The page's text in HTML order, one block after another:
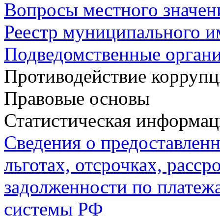
Вопросы местного
Реестр муниципального
Подведомственные
Противодействие
Правовые основы
Статистическая
Сведения о
льготах, отсрочках,
задолженности по
системы РФ